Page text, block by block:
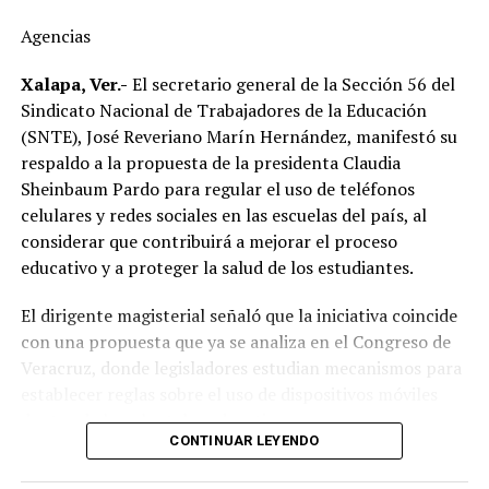
durante su traslado desde Estados Unidos hasta
distintos puntos de México podría romperse la cadena
de refrigeración, afectando la frescura del producto.
Explicó que el huevo cruza la frontera, es almacenado en
bodegas y posteriormente distribuido hacia estados
como Veracruz, por lo que el tiempo de traslado puede
influir en sus condiciones de conservación si no se
mantiene la temperatura adecuada.
suficiente para abastecer la demanda nacional, por lo
que consideró innecesaria la importación de este
En ese sentido, exhortó a la población a revisar el origen
del huevo antes de comprarlo y dar preferencia al
producto nacional, al asegurar que ofrece mayor
Agencias
Xalapa, Ver.- El secretario general de la Sección 56 del
Sindicato Nacional de Trabajadores de la Educación
(SNTE), José Reveriano Marín Hernández, manifestó su
respaldo a la propuesta de la presidenta Claudia
Sheinbaum Pardo para regular el uso de teléfonos
celulares y redes sociales en las escuelas del país, al
considerar que contribuirá a mejorar el proceso
educativo y a proteger la salud de los estudiantes.
El dirigente magisterial señaló que la iniciativa coincide
con una propuesta que ya se analiza en el Congreso de
Veracruz, donde legisladores estudian mecanismos para
dentro de los planteles educativos.
CONTINUAR LEYENDO